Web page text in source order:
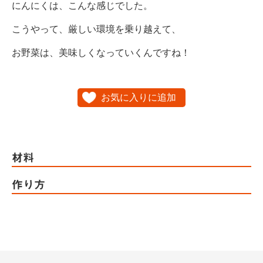
にんにくは、こんな感じでした。
こうやって、厳しい環境を乗り越えて、
お野菜は、美味しくなっていくんですね！
お気に入りに追加
材料
作り方